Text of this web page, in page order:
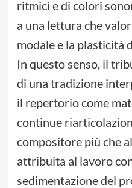
ritmici e di colori
a una lettura che
modale e la plasticità
In questo senso, il
di una tradizione
il repertorio come
continue
compositore più che
attribuita al lavoro
sedimentazione del